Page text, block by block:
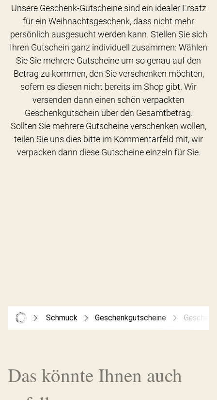
Unsere Geschenk-Gutscheine sind ein idealer Ersatz
für ein Weihnachtsgeschenk, dass nicht mehr
persönlich ausgesucht werden kann. Stellen Sie sich
Ihren Gutschein ganz individuell zusammen: Wählen
Sie Sie mehrere Gutscheine um so genau auf den
Betrag zu kommen, den Sie verschenken möchten,
sofern es diesen nicht bereits im Shop gibt. Wir
versenden dann einen schön verpackten
Geschenkgutschein über den Gesamtbetrag.
Sollten Sie mehrere Gutscheine verschenken wollen,
teilen Sie uns dies bitte im Kommentarfeld mit, wir
verpacken dann diese Gutscheine einzeln für Sie.
Schmuck Geschenkgutscheine
Das könnte Ihnen auch